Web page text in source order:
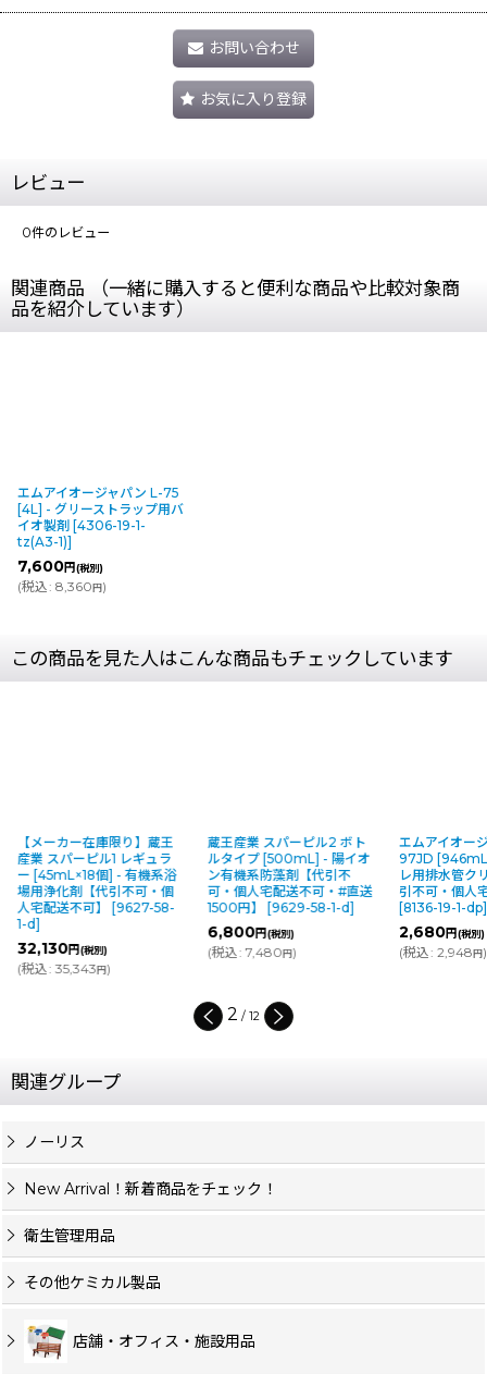
お問い合わせ
お気に入り登録
レビュー
0件のレビュー
関連商品 （一緒に購入すると便利な商品や比較対象商
品を紹介しています）
エムアイオージャパン L-75
[4L] - グリーストラップ用バ
イオ製剤 [4306-19-1-
tz(A3-1)]
7,600円(税別)
(税込: 8,360円)
この商品を見た人はこんな商品もチェックしています
【メーカー在庫限り】蔵王
産業 スパーピル1 レギュラ
ー [45mL×18個] - 有機系浴
場用浄化剤【代引不可・個
人宅配送不可】
[9627-58-
1-d]
32,130円(税別)
(税込: 35,343円)
蔵王産業 スパーピル2 ボト
ルタイプ [500mL] - 陽イオ
ン有機系防藻剤【代引不
可・個人宅配送不可・#直送
1500円】
[9629-58-1-d]
6,800円(税別)
(税込: 7,480円)
エムアイオー
97JD
レ用排水管ク
引不可・個人
[8136-19-1-dp]
2,680円(税別)
(税込: 2,948円)
2 / 12
関連グループ
ノーリス
New Arrival！新着商品をチェック！
衛生管理用品
その他ケミカル製品
店舗・オフィス・施設用品